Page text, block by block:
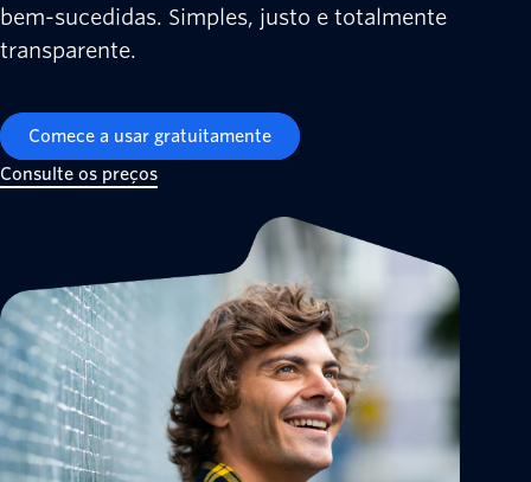
bem-sucedidas. Simples, justo e totalmente
transparente.
Comece a usar gratuitamente
Consulte os preços